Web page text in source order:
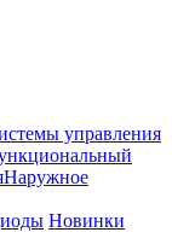
управления
Наружное
Новинки